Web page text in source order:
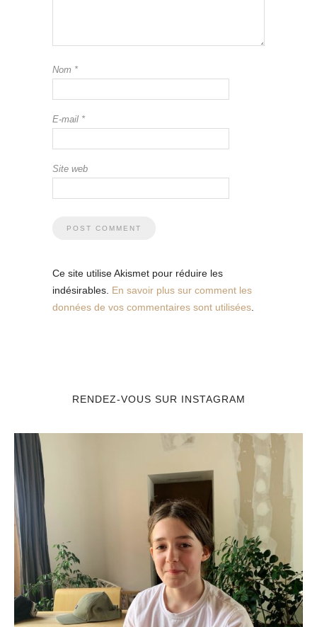
Nom *
E-mail *
Site web
Ce site utilise Akismet pour réduire les
indésirables. En savoir plus sur comment les
données de vos commentaires sont utilisées
RENDEZ-VOUS SUR INSTAGRAM